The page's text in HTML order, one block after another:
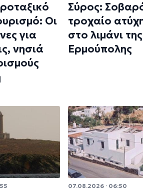
Οι
για
νησιά
Σύρος:
τροχαίο
στο λιμάνι της
Ερμούπολης
07.08.2026 · 06:50